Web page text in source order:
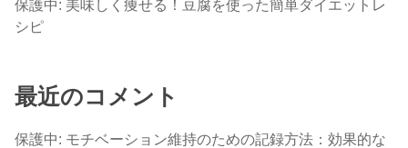
保護中: 美味しく痩せる！豆腐を使った簡単ダイエットレ
シピ
最近のコメント
保護中: モチベーション維持のための記録方法：効果的な